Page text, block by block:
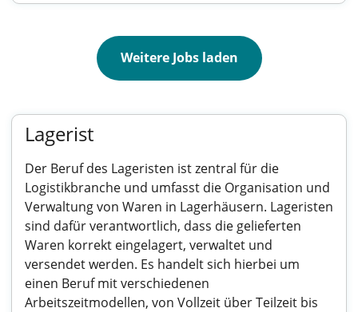
Weitere Jobs laden
Lagerist
Der Beruf des Lageristen ist zentral für die
Logistikbranche und umfasst die Organisation und
Verwaltung von Waren in Lagerhäusern. Lageristen
sind dafür verantwortlich, dass die gelieferten
Waren korrekt eingelagert, verwaltet und
versendet werden. Es handelt sich hierbei um
einen Beruf mit verschiedenen
Arbeitszeitmodellen, von Vollzeit über Teilzeit bis